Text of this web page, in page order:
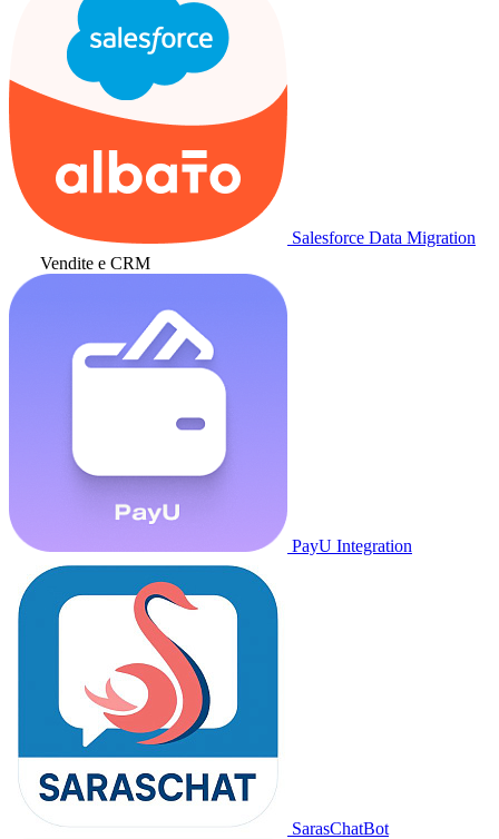
Salesforce Data Migration
Vendite e CRM
PayU Integration
SarasChatBot